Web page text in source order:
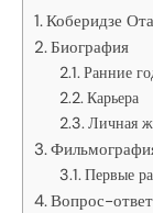
Коберидзе
Биография
Ранние
Карьера
Личная
Первые
Вопрос-